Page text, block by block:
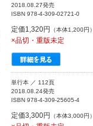
2018.08.27発売
ISBN 978-4-309-02721-0
定価1,320円 （本体1,200円）
×品切・重版未定
単行本 ／ 112頁
2018.08.24発売
ISBN 978-4-309-25605-4
定価3,300円 （本体3,000円）